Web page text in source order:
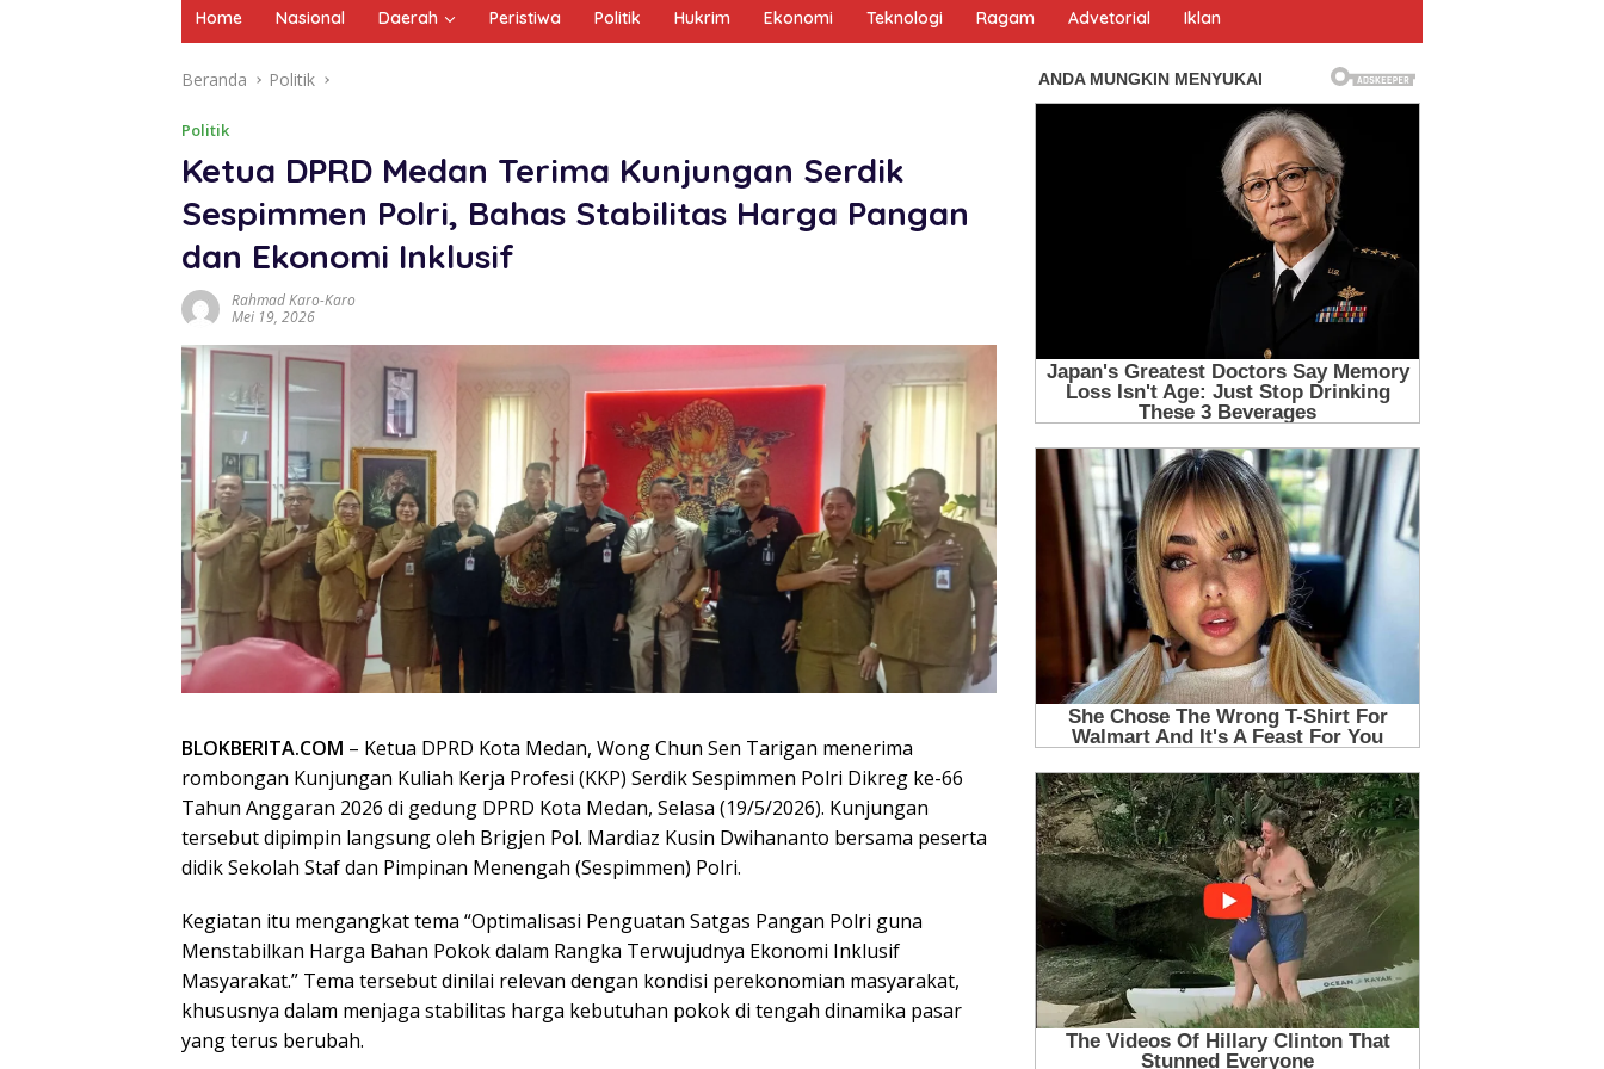
Home Nasional Daerah Peristiwa Politik Hukrim Ekonomi Teknologi Ragam Advetorial Iklan
Beranda Politik
Politik
Ketua DPRD Medan Terima Kunjungan Serdik
Sespimmen Polri, Bahas Stabilitas Harga Pangan
dan Ekonomi Inklusif
Rahmad Karo-Karo
Mei 19, 2026
BLOKBERITA.COM – Ketua DPRD Kota Medan, Wong Chun Sen Tarigan menerima
rombongan Kunjungan Kuliah Kerja Profesi (KKP) Serdik Sespimmen Polri Dikreg ke-66
Tahun Anggaran 2026 di gedung DPRD Kota Medan, Selasa (19/5/2026). Kunjungan
tersebut dipimpin langsung oleh Brigjen Pol. Mardiaz Kusin Dwihananto bersama peserta
didik Sekolah Staf dan Pimpinan Menengah (Sespimmen) Polri.
Kegiatan itu mengangkat tema “Optimalisasi Penguatan Satgas Pangan Polri guna
Menstabilkan Harga Bahan Pokok dalam Rangka Terwujudnya Ekonomi Inklusif
Masyarakat.” Tema tersebut dinilai relevan dengan kondisi perekonomian masyarakat,
khususnya dalam menjaga stabilitas harga kebutuhan pokok di tengah dinamika pasar
yang terus berubah.